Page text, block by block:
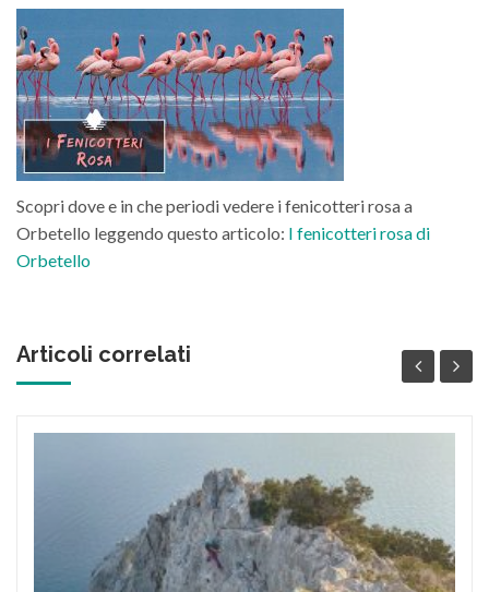
Scopri dove e in che periodi vedere i fenicotteri rosa a
Orbetello leggendo questo articolo: I fenicotteri rosa di
Orbetello
Articoli correlati